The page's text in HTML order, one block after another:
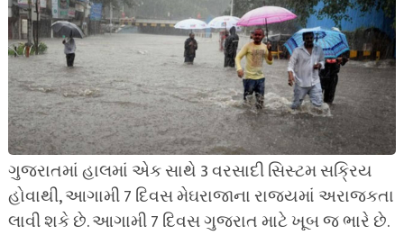
ગુજરાતમાં હાલમાં એક સાથે 3 વરસાદી સિસ્ટમ સક્રિય
હોવાથી, આગામી 7 દિવસ મેઘરાજાના રાજ્યમાં અરાજકતા
લાવી શકે છે. આગામી 7 દિવસ ગુજરાત માટે ખૂબ જ ભારે છે.